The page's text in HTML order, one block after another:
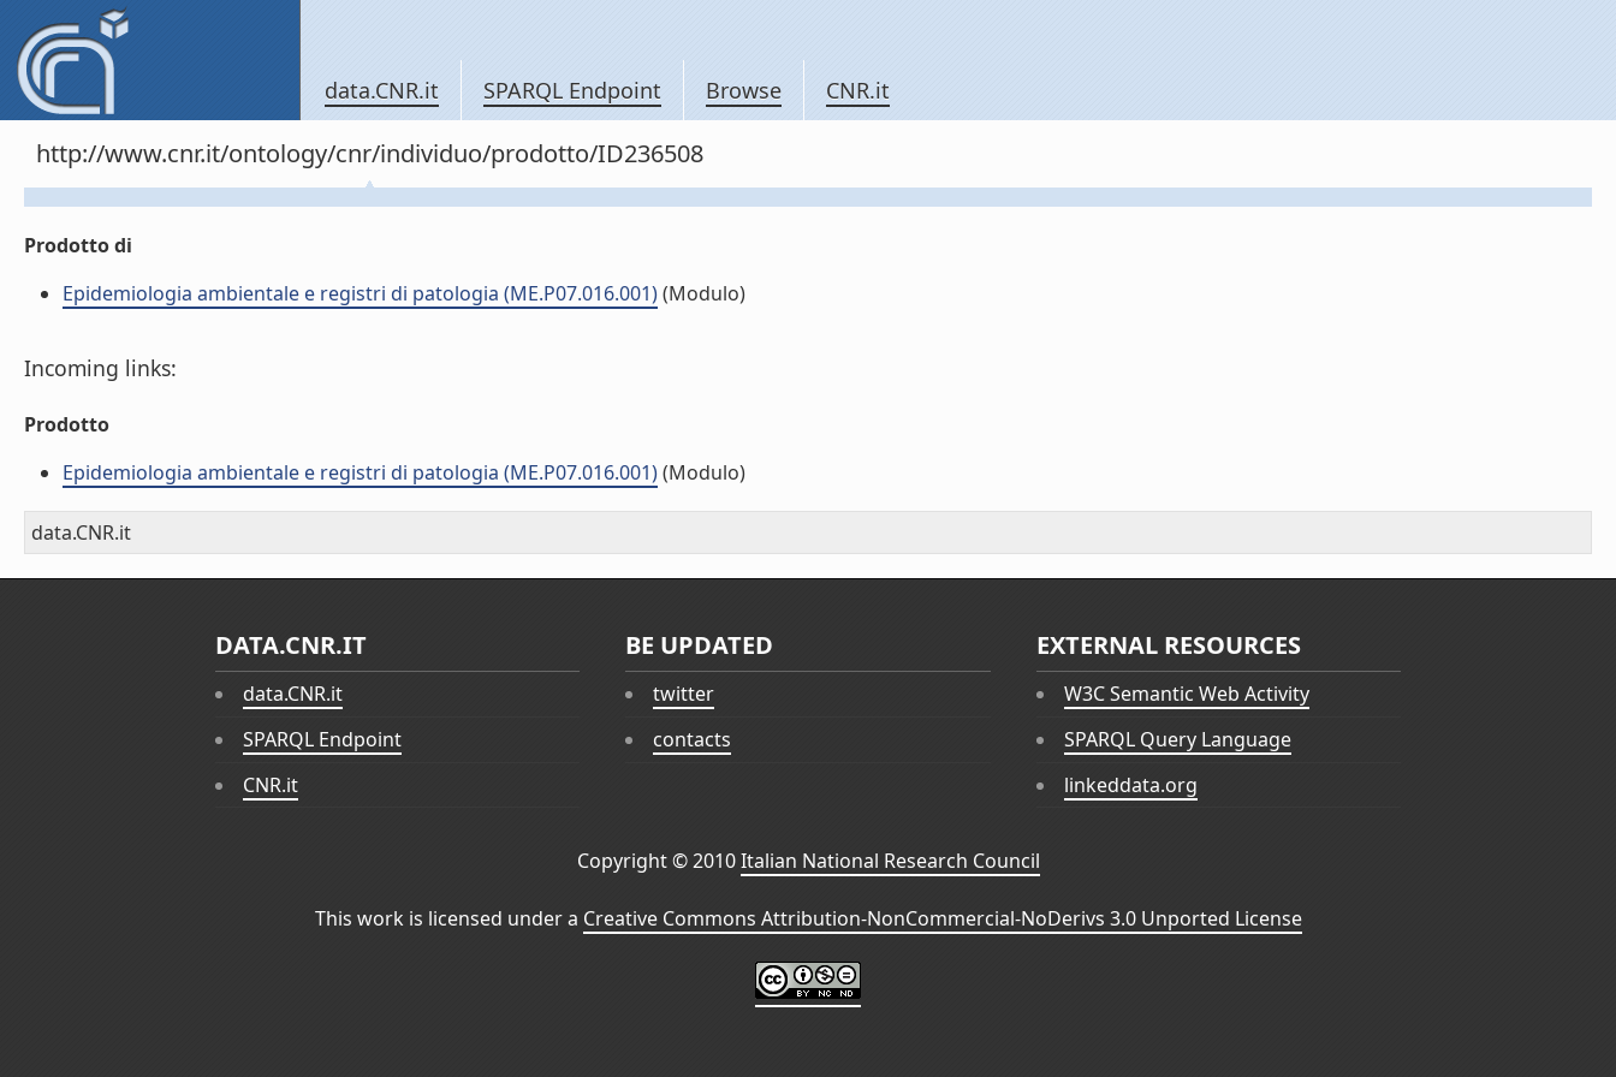
data.CNR.it SPARQL Endpoint Browse CNR.it
http://www.cnr.it/ontology/cnr/individuo/prodotto/ID236508
Prodotto di
Epidemiologia ambientale e registri di patologia (ME.P07.016.001)(Modulo)
Incoming links:
Prodotto
Epidemiologia ambientale e registri di patologia (ME.P07.016.001)(Modulo)
data.CNR.it
DATA.CNR.IT
data.CNR.it
SPARQL Endpoint
CNR.it
BE UPDATED
twitter
contacts
EXTERNAL RESOURCES
W3C Semantic Web Activity
SPARQL Query Language
linkeddata.org
Copyright © 2010Italian National Research Council
This work is licensed under a Creative Commons Attribution-NonCommercial-NoDerivs 3.0 Unported License